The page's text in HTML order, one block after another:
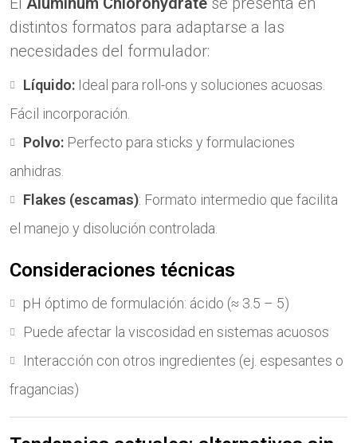
distintos formatos para adaptarse a las
necesidades del formulador:
Líquido: Ideal para roll-ons y soluciones acuosas.
Fácil incorporación.
Polvo: Perfecto para sticks y formulaciones
anhidras.
Flakes (escamas): Formato intermedio que facilita
el manejo y disolución controlada.
Consideraciones técnicas
pH óptimo de formulación: ácido (≈ 3.5 – 5)
Puede afectar la viscosidad en sistemas acuosos
Interacción con otros ingredientes (ej. espesantes o
fragancias)